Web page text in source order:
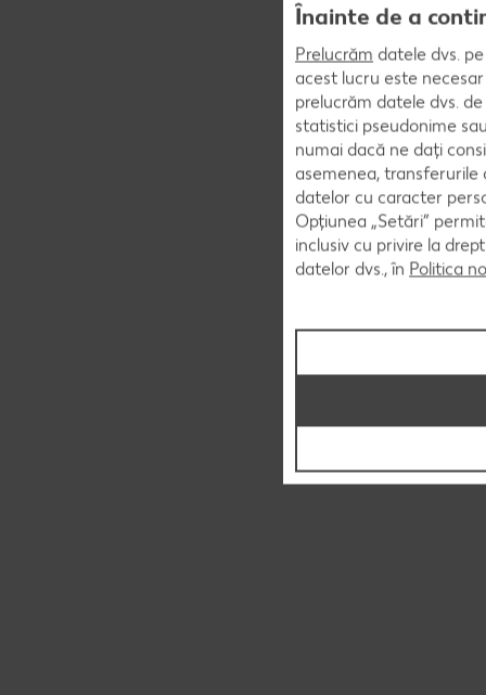
Înainte de a
Prelucrăm datele dvs.
acest lucru este
prelucrăm datele dvs.
statistici pseudonime
numai dacă ne dați
asemenea,
datelor cu caracter
Opțiunea „Setări”
inclusiv cu privire la
datelor dvs., în Politica